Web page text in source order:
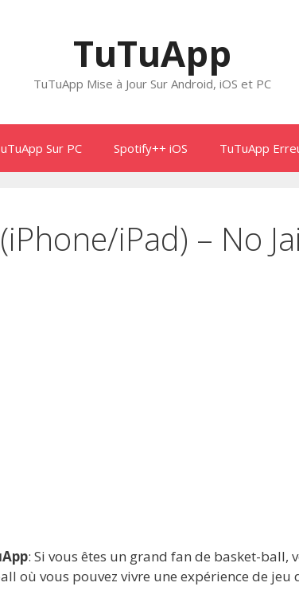
TuTuApp
TuTuApp Mise à Jour Sur Android, iOS et PC
Sur PC Spotify++ iOS TuTuApp
iPad) – No
: Si vous êtes un grand fan de basket-
où vous pouvez vivre une expérience de